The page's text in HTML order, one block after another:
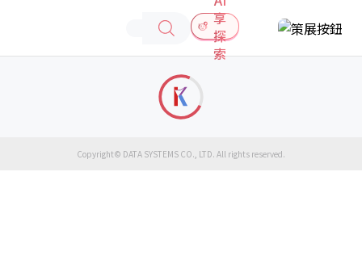
享
探
索
Copyright© DATA SYSTEMS CO., LTD. All rights reserved.